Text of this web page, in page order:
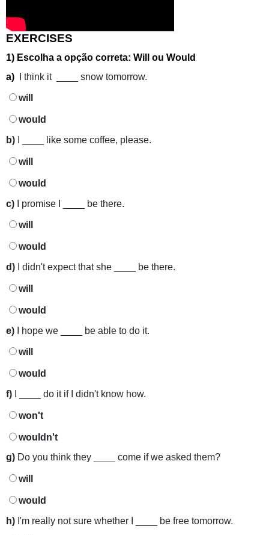
EXERCISES
1) Escolha a opção correta: Will ou Would
a)
I think it ____ snow tomorrow.
will
would
b)
I ____ like some coffee, please.
will
would
c)
I promise I ____ be there.
will
would
d)
I didn't expect that she ____ be there.
will
would
e)
I hope we ____ be able to do it.
will
would
f)
I ____ do it if I didn't know how.
won't
wouldn't
g) Do you think they ____ come if we asked them?
will
would
h) I'm really not sure whether I ____ be free tomorrow.